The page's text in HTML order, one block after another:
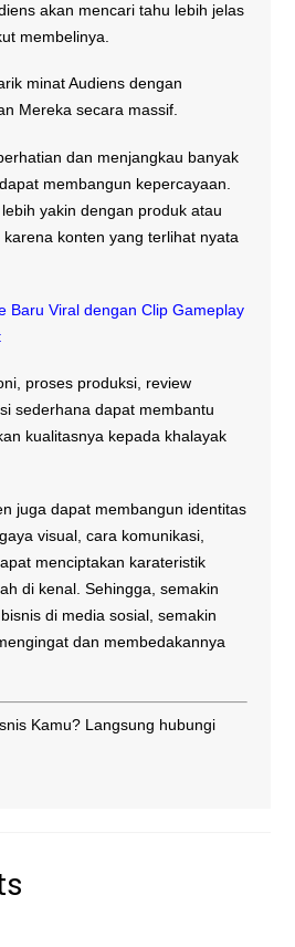
akan mencari tahu lebih jelas
membelinya.
minat Audiens dengan
Mereka secara massif.
dan menjangkau banyak
membangun kepercayaan.
yakin dengan produk atau
konten yang terlihat nyata
Baru Viral dengan Clip Gameplay
proses produksi, review
sederhana dapat membantu
kualitasnya kepada khalayak
juga dapat membangun identitas
visual, cara komunikasi,
menciptakan karateristik
di kenal. Sehingga, semakin
di media sosial, semakin
dan membedakannya
Kamu? Langsung hubungi